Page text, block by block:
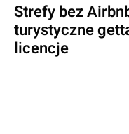
Strefy bez
turystyczne
licencje